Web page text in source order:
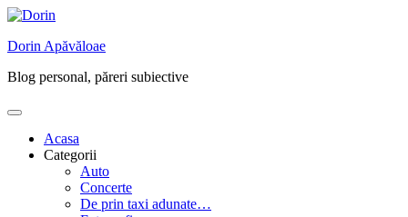
Skip
content
Dorin Apăvăloae
Blog personal, păreri subiective
Acasa
Categorii
Auto
Concerte
De prin taxi adunate…